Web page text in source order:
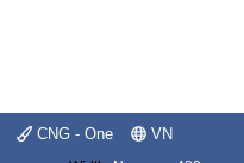
CNG - One VN